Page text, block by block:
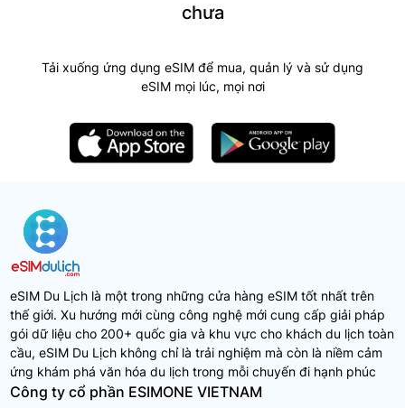
chưa
Tải xuống ứng dụng eSIM để mua, quản lý và sử dụng
eSIM mọi lúc, mọi nơi
eSIM Du Lịch là một trong những cửa hàng eSIM tốt nhất trên
thế giới. Xu hướng mới cùng công nghệ mới cung cấp giải pháp
gói dữ liệu cho 200+ quốc gia và khu vực cho khách du lịch toàn
cầu, eSIM Du Lịch không chỉ là trải nghiệm mà còn là niềm cảm
ứng khám phá văn hóa du lịch trong mỗi chuyến đi hạnh phúc
Công ty cổ phần ESIMONE VIETNAM